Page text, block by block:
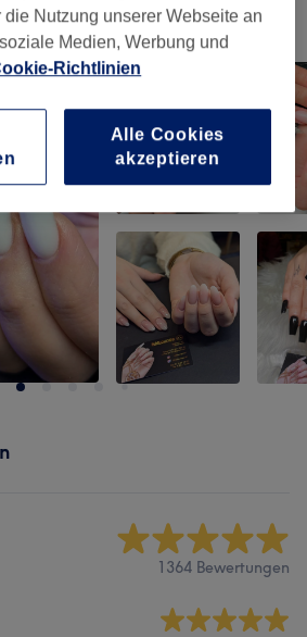
Details
1364 Bewertungen
die Nutzung unserer Webseite an
Medien, Werbung und
Richtlinien
Alle Cookies
akzeptieren